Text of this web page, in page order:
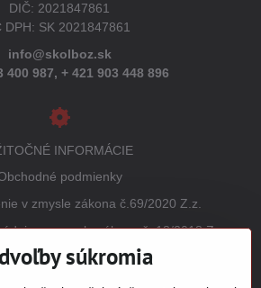
DIČ: 2021847861
DPH: SK 2021847861
info@skolboz.sk
400 987, + 421 903 448 896
INFORMÁCIE
podmienky
v zmysle zákona č.69/2020 Z.z.
v zmysle zákona č. 18/2018 Z.z.
(GDPR)súkromia